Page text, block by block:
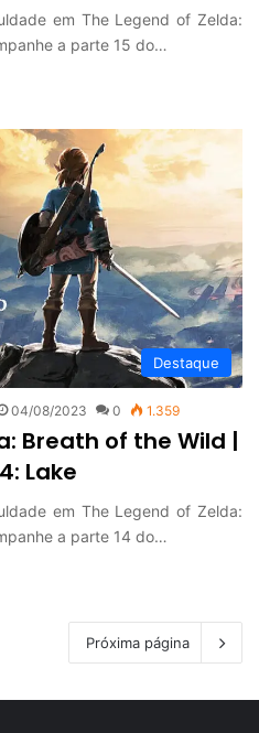
em The Legend of Zelda:
a parte 15 do…
Destaque
04/08/2023 0 1.359
Breath of the Wild |
Lake
em The Legend of Zelda:
a parte 14 do…
Próxima página